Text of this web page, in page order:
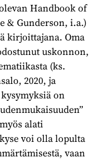
Handbook of
& Gunderson, i.a.)
kirjoittajana. Oma
uskonnon,
(ks.
2020, ja
on
alati
voi olla lopulta
vaan